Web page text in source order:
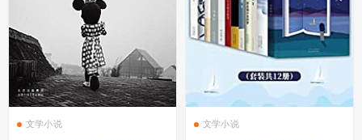
文学小说 文学小说